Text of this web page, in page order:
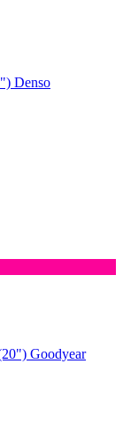
Denso
Goodyear